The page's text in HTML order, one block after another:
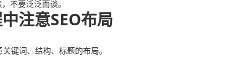
不要泛泛而谈。
注意SEO布局
键词、结构、标题的布局。